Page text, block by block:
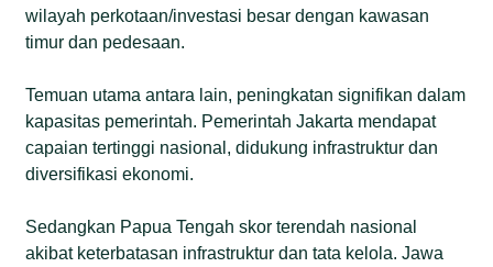
wilayah perkotaan/investasi besar dengan kawasan
timur dan pedesaan.
Temuan utama antara lain, peningkatan signifikan dalam
kapasitas pemerintah. Pemerintah Jakarta mendapat
capaian tertinggi nasional, didukung infrastruktur dan
diversifikasi ekonomi.
Sedangkan Papua Tengah skor terendah nasional
akibat keterbatasan infrastruktur dan tata kelola. Jawa